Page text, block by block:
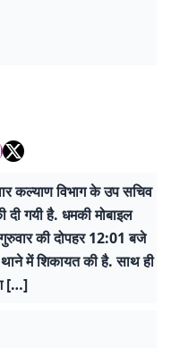
कल्याण विभाग के उप सचिव
दी गयी है. धमकी मोबाइल
की दोपहर 12:01 बजे
में शिकायत की है. साथ ही
[…]